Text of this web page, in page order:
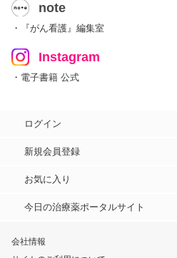
note
・『がん看護』編集室
Instagram
・電子書籍 公式
ログイン
新規会員登録
お気に入り
今日の治療薬ポータルサイト
会社情報